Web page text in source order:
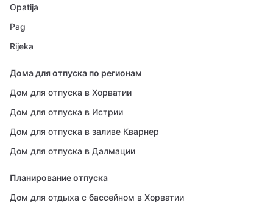
Opatija
Pag
Rijeka
Дома для отпуска по регионам
Дом для отпуска в Хорватии
Дом для отпуска в Истрии
Дом для отпуска в заливе Кварнер
Дом для отпуска в Далмации
Планирование отпуска
Дом для отдыха с бассейном в Хорватии